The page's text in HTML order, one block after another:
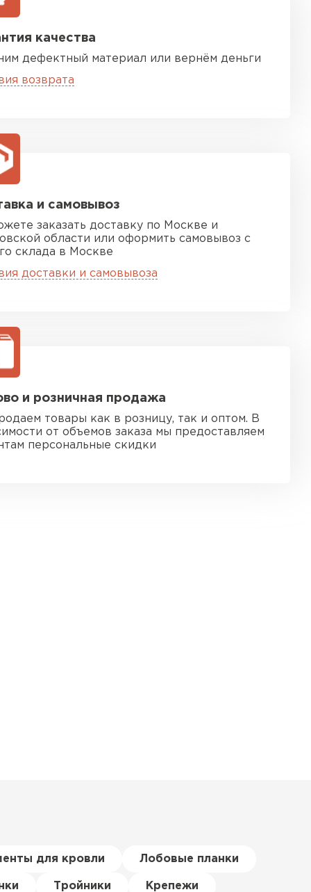
качества
дефектный материал или вернём деньги
возврата
и самовывоз
заказать доставку по Москве и
области или оформить самовывоз с
склада в Москве
доставки и самовывоза
и розничная продажа
товары как в розницу, так и оптом. В
от объемов заказа мы предоставляем
персональные скидки
для кровли Лобовые планки
Тройники Крепежи
черепица